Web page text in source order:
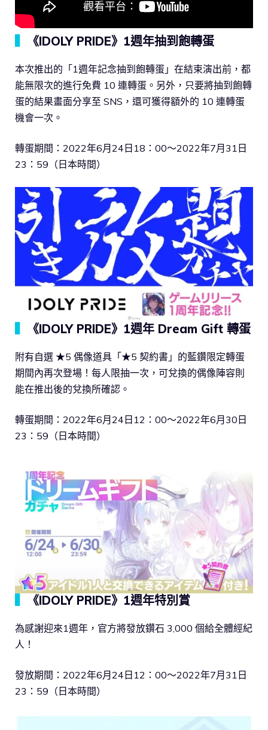
《IDOLY PRIDE》1週年抽到飽轉蛋
本次推出的「1週年記念抽到飽轉蛋」在結束演出前，都
能無限次的進行免費 10 連轉蛋。另外，只要將抽到飽轉
蛋的結果畫面分享至 SNS，還可獲得額外的 10 連轉蛋
機會一次。
轉蛋期間：2022年6月24日18：00～2022年7月31日
23：59（日本時間）
《IDOLY PRIDE》1週年 Dream Gift 轉蛋
附有自選 ★5 偶像道具「★5 契約書」的藍鑽限定轉蛋
期間內再次登場！每人限抽一次，可兌換的偶像陣容則
能在推出後的兌換所確認。
轉蛋期間：2022年6月24日12：00～2022年6月30日
23：59（日本時間）
《IDOLY PRIDE》1週年特別賞
為感謝迎來1週年，官方將發放鑽石 3,000 個給全體經紀
人！
發放期間：2022年6月24日12：00～2022年7月31日
23：59（日本時間）